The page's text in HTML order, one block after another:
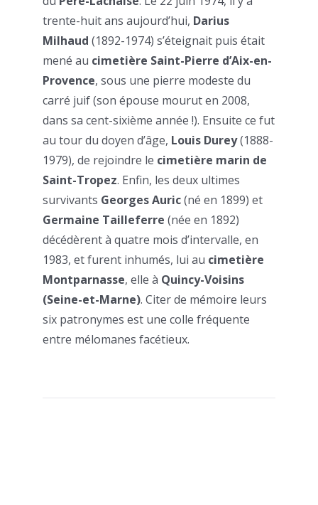
trente-huit ans aujourd’hui, Darius
Milhaud (1892-1974) s’éteignait puis était
mené au cimetière Saint-Pierre d’Aix-en-
Provence, sous une pierre modeste du
carré juif (son épouse mourut en 2008,
dans sa cent-sixième année !). Ensuite ce fut
au tour du doyen d’âge, Louis Durey(1888-
1979), de rejoindre le cimetière marin de
Saint-Tropez. Enfin, les deux ultimes
survivants Georges Auric(né en 1899) et
Germaine Tailleferre (née en 1892)
décédèrent à quatre mois d’intervalle, en
1983, et furent inhumés, lui au cimetière
Montparnasse, elle à Quincy-Voisins
(Seine-et-Marne). Citer de mémoire leurs
six patronymes est une colle fréquente
entre mélomanes facétieux.